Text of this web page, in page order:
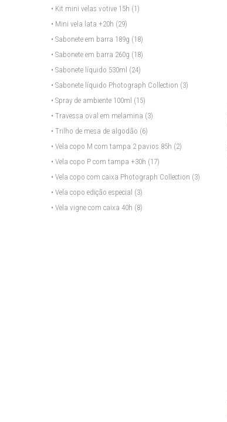
• Kit mini velas votive 15h (1)
• Mini vela lata +20h (29)
• Sabonete em barra 189g (18)
• Sabonete em barra 260g (18)
• Sabonete líquido 530ml (24)
• Sabonete líquido Photograph Collection (3)
• Spray de ambiente 100ml (15)
• Travessa oval em melamina (3)
• Trilho de mesa de algodão (6)
• Vela copo M com tampa 2 pavios 85h (2)
• Vela copo P com tampa +30h (17)
• Vela copo com caixa Photograph Collection (3)
• Vela copo edição especial (3)
• Vela vigne com caixa 40h (8)